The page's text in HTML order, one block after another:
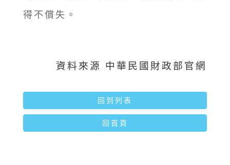
得不償失。
資料來源 中華民國財政部官網
回到列表
回首頁